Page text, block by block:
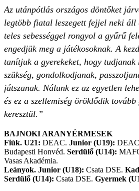
Az utánpótlás országos döntőket
legtöbb fiatal leszegett fejjel neki áll
teles sebességgel rongyol a gyűrű
engedjük meg a játékosoknak. A
tanítjuk a gyerekeket, hogy
szükség, gondolkodjanak,
játszanak. Nálunk ez az egyetlen
és ez a szellemiség öröklődik tovább
keresztül.”
BAJNOKI ARANYÉRMESEK
Fiúk. U21: DEAC. Junior (U19):
Budapesti Honvéd. Serdülő (U14):
Vasas Akadémia.
Leányok. Junior (U18): Csata DSE.
Serdülő (U14): Csata DSE. Gyermek